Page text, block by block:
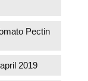
Pectin
2019